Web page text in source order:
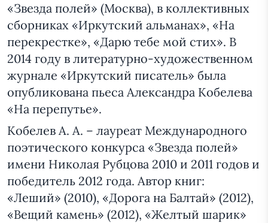
«Звезда полей» (Москва), в коллективных
сборниках «Иркутский альманах», «На
перекрестке», «Дарю тебе мой стих». В
2014 году в литературно-художественном
журнале «Иркутский писатель» была
опубликована пьеса Александра Кобелева
«На перепутье».
Кобелев А. А. – лауреат Международного
поэтического конкурса «Звезда полей»
имени Николая Рубцова 2010 и 2011 годов и
победитель 2012 года. Автор книг:
«Леший» (2010), «Дорога на Балтай» (2012),
«Вещий камень» (2012), «Желтый шарик»